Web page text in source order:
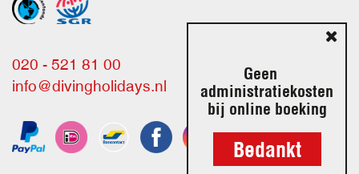
020 - 521 81 00
info@divingholidays.nl
Geen
administratiekosten
bij online boeking
Bedankt